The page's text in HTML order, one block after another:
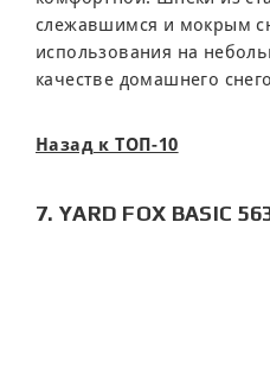
слежавшимся и мокрым
использования на
качестве домашнего
Назад к ТОП-10
7. YARD FOX BASIC